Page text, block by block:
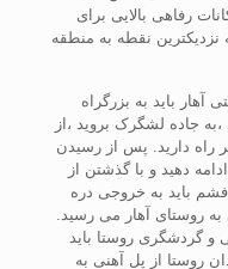
رفاهی بالایی برای
نقطه به منطقه
باید به بزرگراه
جاده لشگرک بروید ،از
تا روستای آهار ۳۳ کیلومتر راه دارید. پس از رسیدن
دهید و با گذشتن از
باید به خروجی دره
روستای آهار می رسید.
و گردشگری روستا باید
روستا از پل آهنی به